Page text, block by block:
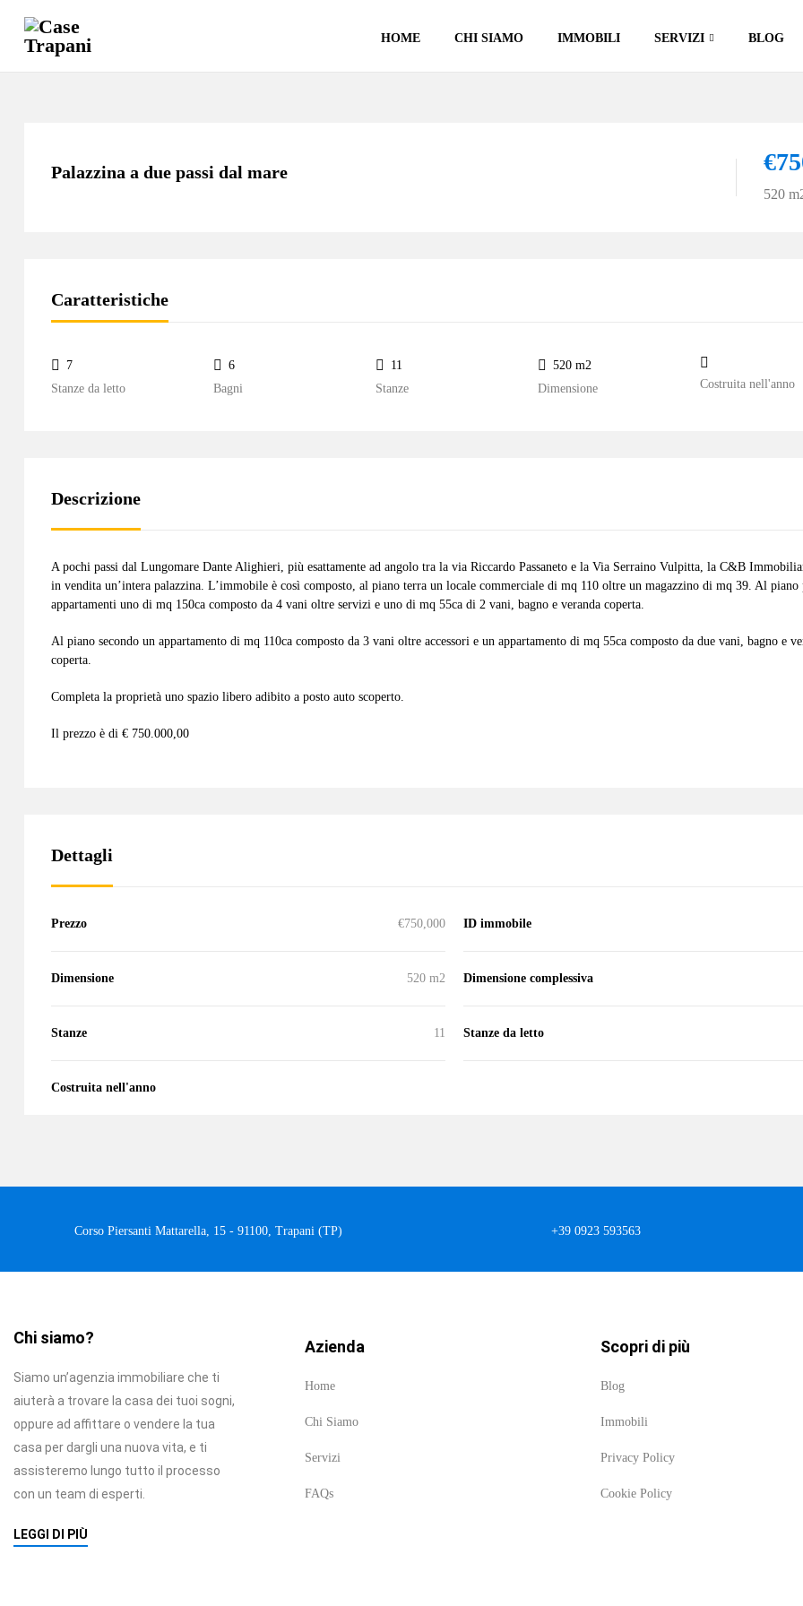
HOME CHI SIAMO IMMOBILI SERVIZI BLOG
Palazzina a due passi dal mare
520
Caratteristiche
Stanze da letto
7
Bagni
6
Stanze
11
Dimensione
520 m2
Costruita nell'anno
Descrizione
A pochi passi dal Lungomare Dante Alighieri, più esattamente ad angolo tra la via Riccardo Passaneto e la Via Serraino Vulpitta, la C&B
in vendita un’intera palazzina. L’immobile è così composto, al piano terra un locale commerciale di mq 110 oltre un magazzino di mq 39. Al piano
appartamenti uno di mq 150ca composto da 4 vani oltre servizi e uno di mq 55ca di 2 vani, bagno e veranda coperta.
Al piano secondo un appartamento di mq 110ca composto da 3 vani oltre accessori e un appartamento di mq 55ca composto da due vani, bagno e
coperta.
Completa la proprietà uno spazio libero adibito a posto auto scoperto.
Il prezzo è di € 750.000,00
Dettagli
Prezzo €750,000 ID immobile
Dimensione 520 m2 Dimensione complessiva
Stanze 11 Stanze da letto
Costruita nell'anno
Corso Piersanti Mattarella, 15 - 91100, Trapani (TP) +39 0923 593563
Chi siamo?
Siamo un’agenzia immobiliare che ti
aiuterà a trovare la casa dei tuoi sogni,
oppure ad affittare o vendere la tua
casa per dargli una nuova vita, e ti
assisteremo lungo tutto il processo
con un team di esperti.
LEGGI DI PIÙ
Azienda
Home
Chi Siamo
Servizi
FAQs
Scopri di più
Blog
Immobili
Privacy Policy
Cookie Policy